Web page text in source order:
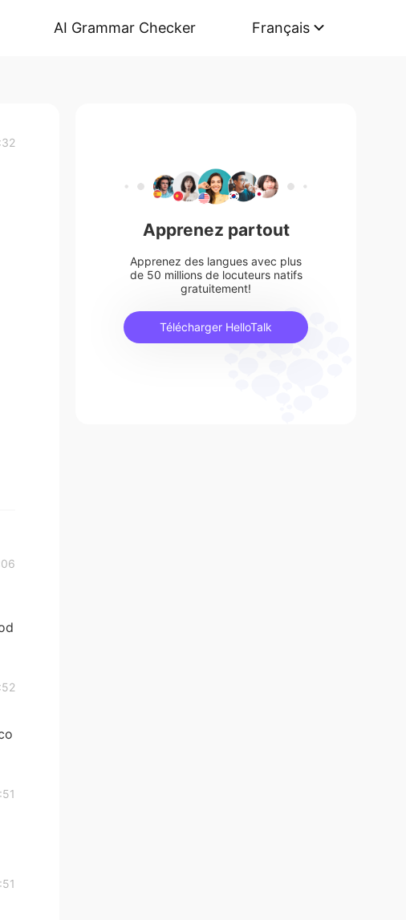
AI Grammar Checker Français
Apprenez partout
Apprenez des langues avec plus
de 50 millions de locuteurs natifs
gratuitement!
Télécharger HelloTalk